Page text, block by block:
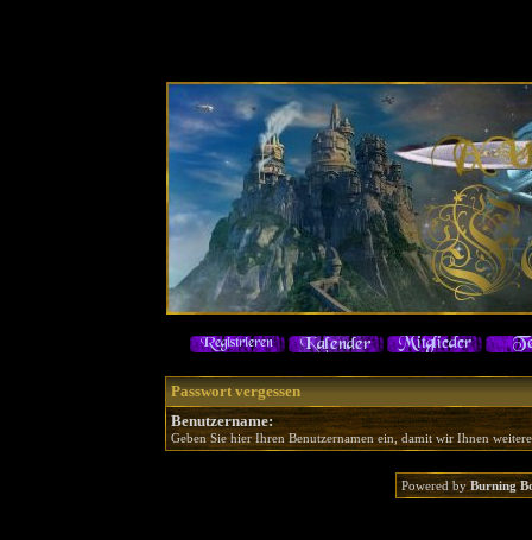
Passwort vergessen
Benutzername:
Geben Sie hier Ihren Benutzernamen ein, damit wir Ihnen
Powered byBurning